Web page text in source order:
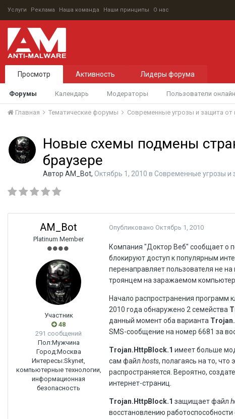
Услуги Реклама Наша команда Наши принципы О нас
Просмотр
Форумы Календарь Модераторы Пользователи онлайн
Активность Лидеры форума
Главная Тематические форумы Современные угрозы и защита от
Новые схемы подмены
браузере
Автор AM_Bot, Октябрь 1, 2010 в Современные угрозы и
AM_Bot
Platinum Member
Участник
48
291 сообщений
Пол:Мужчина
Город:Москва
Интересы:Skynet,
компьютерные технологии,
информационная
безопасность
Опубликовано Октябрь 1, 2010
Компания "Доктор Веб" сообщает о
блокируют доступ к популярным
перенаправляет пользователя не
троянцем на заражаемом
Начало распространения программ
2010 года обнаружено 2 семейства
данный момент оба варианта
SMS-сообщение на номер 6681 за
Trojan.HttpBlock.1 имеет больше
сам файл hosts, полагаясь на то, что
распространяется. Вероятно,
интернет-страниц.
Trojan.HttpBlock.1 защищает файл
восстановлению